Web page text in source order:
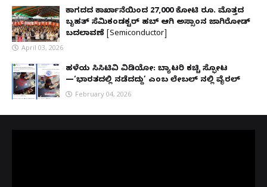
ಕಾಗದದ ಕಾರ್ಖಾನೆಯಿಂದ 27,000 ಕೋಟಿ ರೂ. ಮೊತ್ತದ
ಬೃಹತ್ ಸೆಮಿಕಂಡಕ್ಟರ್ ಹಬ್ ಆಗಿ ಅಸ್ಸಾಂನ ಜಾಗಿರೋಡ್
ಬದಲಾವಣೆ [Semiconductor]
April 03, 2026
ಹಳೆಯ ಸಿಸಿಟಿವಿ ವಿಡಿಯೋ: ಬ್ಯಾಟರಿ ಕಚ್ಚಿ ಸ್ಫೋಟ
—‘ಭಾರತದಲ್ಲಿ ನಡೆದದ್ದು’ ಎಂಬ ಲೇಬಲ್ ನಲ್ಲಿ ವೈರಲ್
February 04, 2026